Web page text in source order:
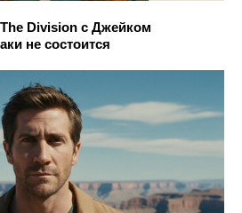
Division с Джейком
не состоится